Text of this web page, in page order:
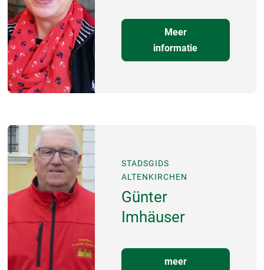
Meer
informatie
STADSGIDS
ALTENKIRCHEN
Günter
Imhäuser
meer